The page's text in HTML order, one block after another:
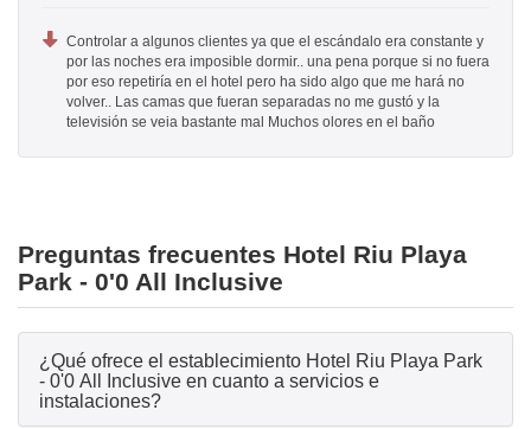
Controlar a algunos clientes ya que el escándalo era constante y
por las noches era imposible dormir.. una pena porque si no fuera
por eso repetiría en el hotel pero ha sido algo que me hará no
volver.. Las camas que fueran separadas no me gustó y la
televisión se veia bastante mal Muchos olores en el baño
Preguntas frecuentes Hotel Riu Playa
Park - 0'0 All Inclusive
¿Qué ofrece el establecimiento Hotel Riu Playa Park
- 0'0 All Inclusive en cuanto a servicios e
instalaciones?